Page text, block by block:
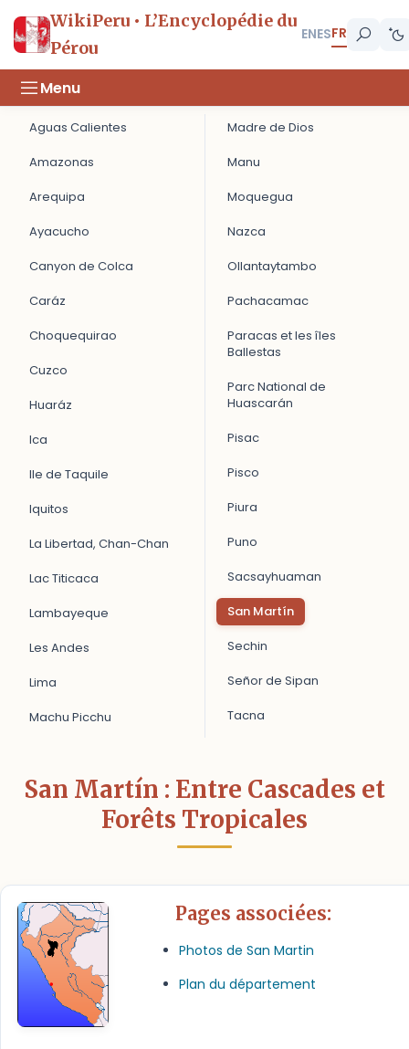
WikiPeru • L’Encyclopédie du
Pérou
ENESFR
Menu
Aguas Calientes
Amazonas
Arequipa
Ayacucho
Canyon de Colca
Caráz
Choquequirao
Cuzco
Huaráz
Ica
Ile de Taquile
Iquitos
La Libertad, Chan-Chan
Lac Titicaca
Lambayeque
Les Andes
Lima
Machu Picchu
Madre de Dios
Manu
Moquegua
Nazca
Ollantaytambo
Pachacamac
Paracas et les îles
Ballestas
Parc National de
Huascarán
Pisac
Pisco
Piura
Puno
Sacsayhuaman
San Martín
Sechin
Señor de Sipan
Tacna
San Martín : Entre Cascades et
Forêts Tropicales
Pages associées:
Photos de San Martin
Plan du département